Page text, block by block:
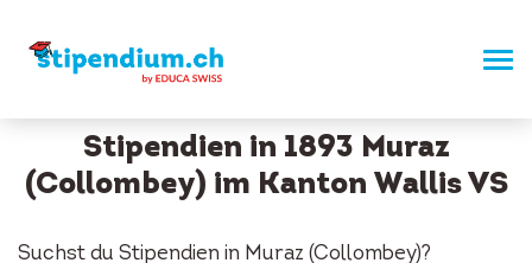
Stipendien in 1893 Muraz
(Collombey) im Kanton Wallis VS
Suchst du Stipendien in Muraz (Collombey)?